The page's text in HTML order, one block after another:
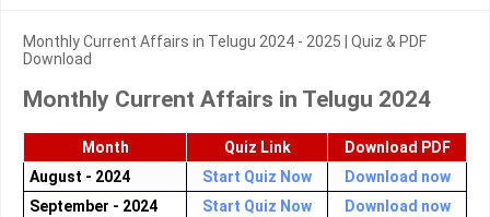
Monthly Current Affairs in Telugu 2024 - 2025 | Quiz & PDF
Download
Monthly Current Affairs in Telugu 2024
Month Quiz Link
Download PDF
August - 2024
Start Quiz Now
Download now
September - 2024
Start Quiz Now
Download now